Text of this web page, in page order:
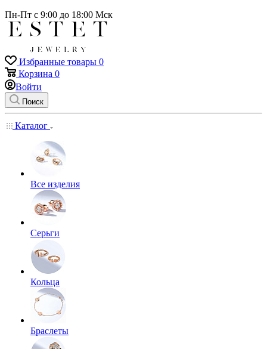
Пн-Пт с 9:00 до 18:00 Мск
Избранные товары 0
Корзина 0
Войти
Поиск
Каталог
Все изделия
Серьги
Кольца
Браслеты